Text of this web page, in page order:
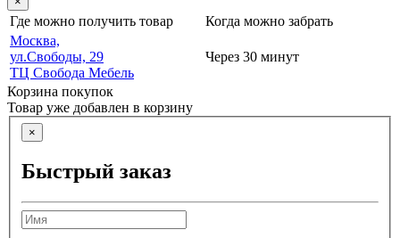
Где можно получить товар
Когда можно забрать
Москва,
ул.Свободы, 29
ТЦ Свобода Мебель
Через 30 минут
Корзина покупок
Товар уже добавлен в корзину
×
Быстрый заказ